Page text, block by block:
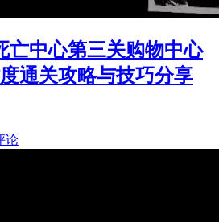
亡中心第三关购物中心
通关攻略与技巧分享
论